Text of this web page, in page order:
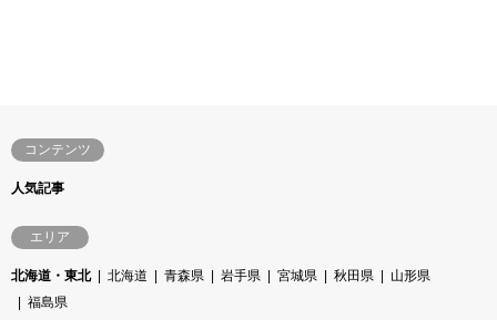
コンテンツ
人気記事
エリア
北海道・東北 北海道 青森県 岩手県 宮城県 秋田県
山形県
福島県